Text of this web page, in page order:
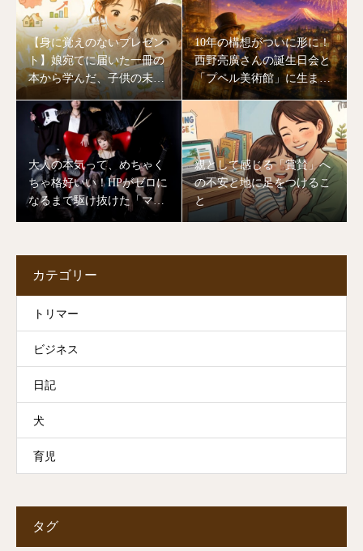
【身に覚えのないプレゼン
ト】娘宛てに届いた一冊の
本から学んだ、子供の未来
を作る「大人のあり方」
10年の構想がついに形に！
西野亮廣さんの誕生日会と
「プペル美術館」に生まれ
変わる川口湖の奇跡
大人の本気って、めちゃく
ちゃ格好いい！HPがゼロに
なるまで駆け抜けた「マミ
ヨバンド」ライブの裏側
親として感じる「賞賛」へ
の不安と地に足をつけるこ
と
カテゴリー
トリマー
ビジネス
日記
犬
育児
タグ